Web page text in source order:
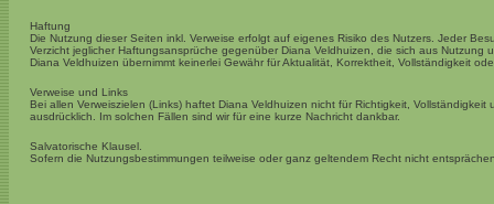
Haftung
Die Nutzung dieser Seiten inkl. Verweise erfolgt auf eigenes Risiko des Nutzers. Jeder
Verzicht jeglicher Haftungsansprüche gegenüber Diana Veldhuizen, die sich aus
Diana Veldhuizen übernimmt keinerlei Gewähr für Aktualität, Korrektheit, Vollständigkeit
Verweise und Links
Bei allen Verweiszielen (Links) haftet Diana Veldhuizen nicht für Richtigkeit,
ausdrücklich. Im solchen Fällen sind wir für eine kurze Nachricht dankbar.
Salvatorische Klausel.
Sofern die Nutzungsbestimmungen teilweise oder ganz geltendem Recht nicht